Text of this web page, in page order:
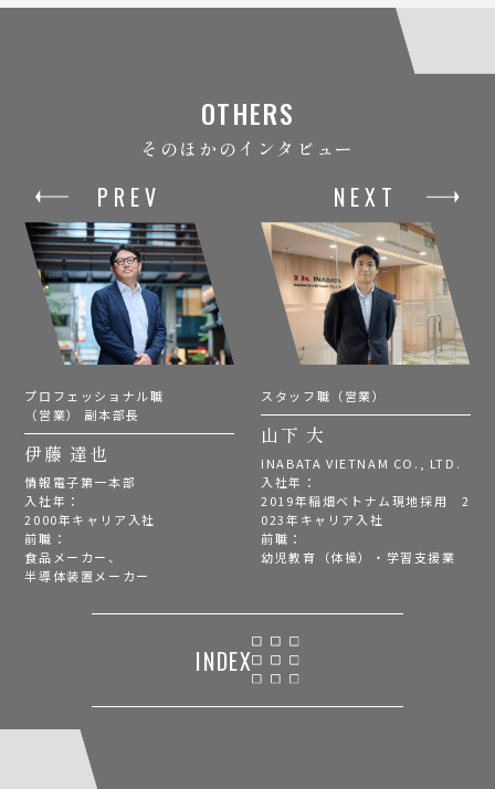
OTHERS
そのほかのインタビュー
PREV
プロフェッショナル職
（営業） 副本部長
伊藤 達也
情報電子第一本部
入社年：
2000年キャリア入社
前職：
食品メーカー、
半導体装置メーカー
INDEX
NEXT
スタッフ職（営業）
山下 大
INABATA VIETNAM CO., LTD.
入社年：
2019年稲畑ベトナム現地採用 2
023年キャリア入社
前職：
幼児教育（体操）・学習支援業